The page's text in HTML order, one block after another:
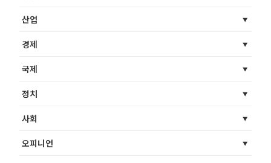
산업
경제
국제
정치
사회
오피니언